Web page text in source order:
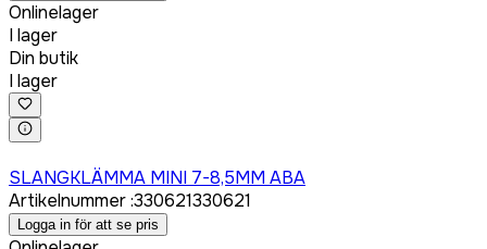
Onlinelager
I lager
Din butik
I lager
SLANGKLÄMMA MINI 7-8,5MM ABA
Artikelnummer:330621330621
Logga in för att se pris